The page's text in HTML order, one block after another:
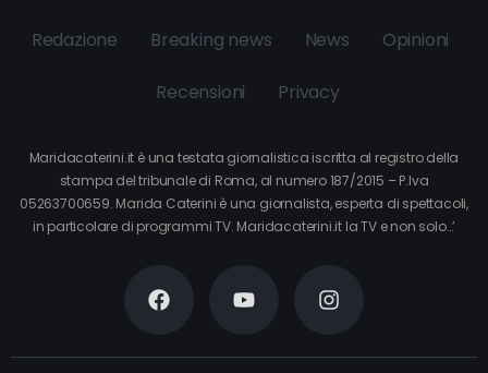
Redazione Breaking news News Opinioni
Recensioni Privacy
Maridacaterini.it è una testata giornalistica iscritta al registro della
stampa del tribunale di Roma, al numero 187/2015 – P.Iva
05263700659. Marida Caterini è una giornalista, esperta di spettacoli,
in particolare di programmi TV. Maridacaterini.it la TV e non solo…’